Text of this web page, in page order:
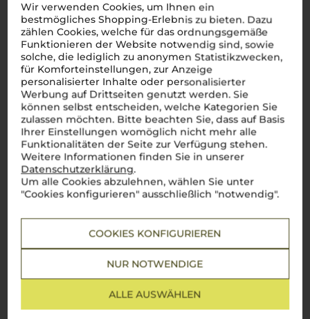
Wir verwenden Cookies, um Ihnen ein
bestmögliches Shopping-Erlebnis zu bieten. Dazu
zählen Cookies, welche für das ordnungsgemäße
Funktionieren der Website notwendig sind, sowie
solche, die lediglich zu anonymen Statistikzwecken,
für Komforteinstellungen, zur Anzeige
personalisierter Inhalte oder personalisierter
Werbung auf Drittseiten genutzt werden. Sie
können selbst entscheiden, welche Kategorien Sie
zulassen möchten. Bitte beachten Sie, dass auf Basis
Ihrer Einstellungen womöglich nicht mehr alle
Funktionalitäten der Seite zur Verfügung stehen.
Weitere Informationen finden Sie in unserer
Datenschutzerklärung.
Um alle Cookies abzulehnen, wählen Sie unter
"Cookies konfigurieren" ausschließlich "notwendig".
COOKIES KONFIGURIEREN
NUR NOTWENDIGE
ALLE AUSWÄHLEN
Über die Rebsorte
Corvina
Die Essenz des Venetos im Glas
Corvina, das Herz des Veneto, vereint in sich die Essenz
dieser einzigartigen Region – berühmt für ihre Weine und das
unverwechselbare italienische Lebensgefühl. Diese spät
reifende Rebsorte mit ihrer dicken Schale prägt die
AmaroneundValpolicella
Gewürzen. Das Ergebnis? Einequilibrio perfetto